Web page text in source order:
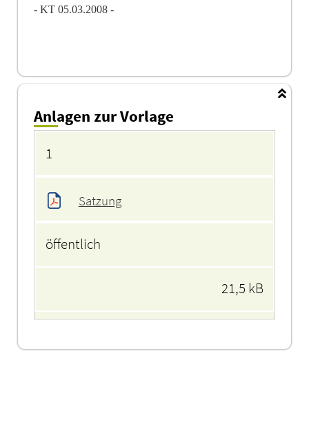
- KT 05.03.2008 -
Anlagen zur Vorlage
1
Satzung
öffentlich
21,5 kB